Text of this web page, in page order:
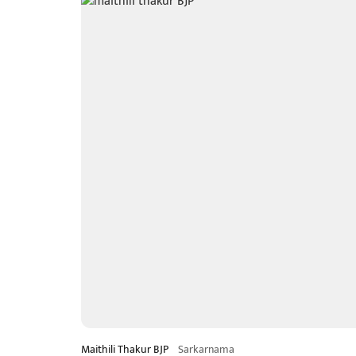
Maithili Thakur BJP Sarkarnama